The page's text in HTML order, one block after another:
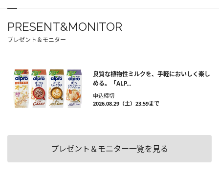
PRESENT&MONITOR
プレゼント＆モニター
良質な植物性ミルクを、手軽においしく楽し
める。「ALP...
申込締切
2026.08.29（土）23:59まで
プレゼント＆モニター一覧を見る